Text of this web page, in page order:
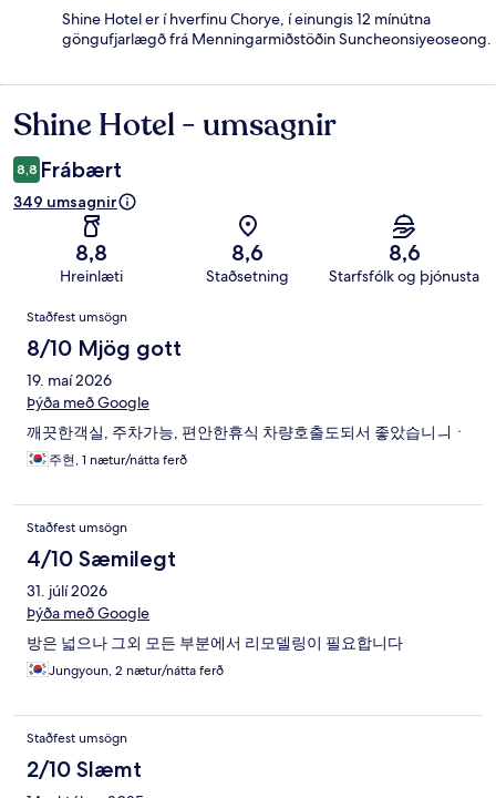
Shine Hotel er í hverfinu Chorye, í einungis 12 mínútna
göngufjarlægð frá Menningarmiðstöðin Suncheonsiyeoseong.
Umsagnir
Shine Hotel - umsagnir
8,8 Frábært
349 umsagnir
8,8
Hreinlæti
8,6
Staðsetning
8,6
Starfsfólk og þjónusta
Umsagnir
Staðfest umsögn
8/10 Mjög gott
19. maí 2026
Þýða með Google
깨끗한객실, 주차가능, 편안한휴식 차량호출도되서 좋았습니ㅢㆍ
주현, 1 nætur/nátta ferð
Staðfest umsögn
4/10 Sæmilegt
31. júlí 2026
Þýða með Google
방은 넓으나 그외 모든 부분에서 리모델링이 필요합니다
Jungyoun, 2 nætur/nátta ferð
Staðfest umsögn
2/10 Slæmt